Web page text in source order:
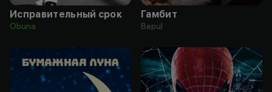
Исправительный срок
Obuna
Гамбит
Bepul